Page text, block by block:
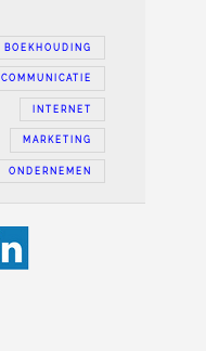
BOEKHOUDING
COMMUNICATIE
INTERNET
MARKETING
ONDERNEMEN